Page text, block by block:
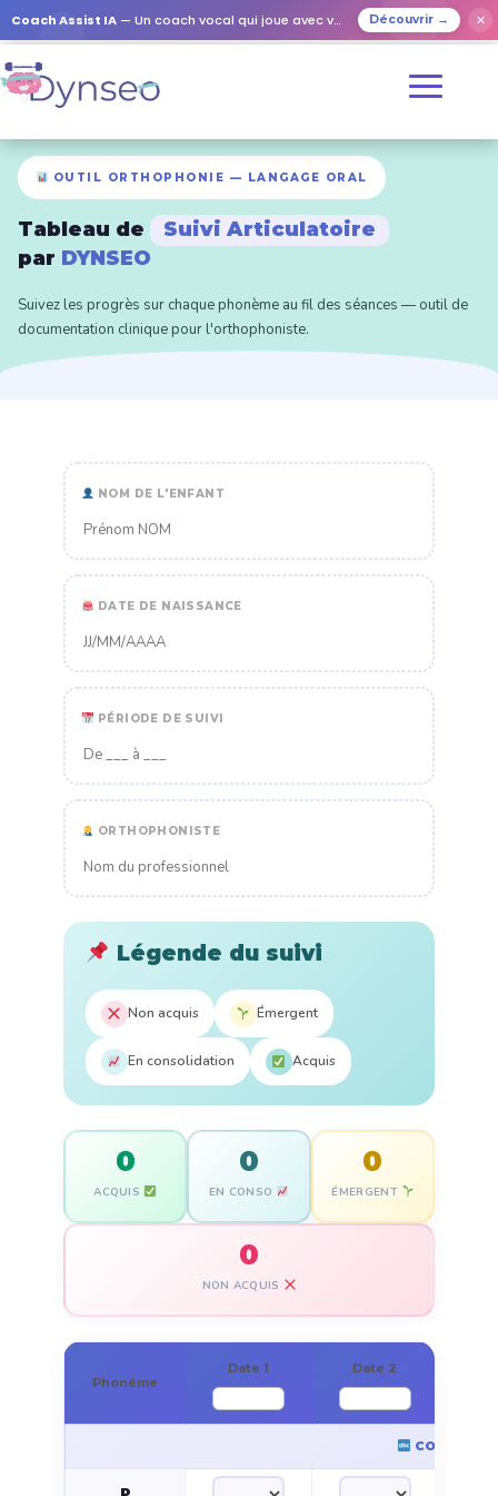
Coach Assist IA — Un coach vocal qui joue avec vos proches Découvrir → ✕
OUTIL ORTHOPHONIE — LANGAGE ORAL
Tableau de
Suivi Articulatoire
par DYNSEO
Suivez les progrès sur chaque phonème au fil des séances — outil de
documentation clinique pour l'orthophoniste.
NOM DE L'ENFANT
DATE DE NAISSANCE
PÉRIODE DE SUIVI
ORTHOPHONISTE
Légende du suivi
Non acquis Émergent
En consolidation Acquis
0
ACQUIS
0
EN CONSO
0
ÉMERGENT
0
NON ACQUIS
Phonème
Date 1 Date 2